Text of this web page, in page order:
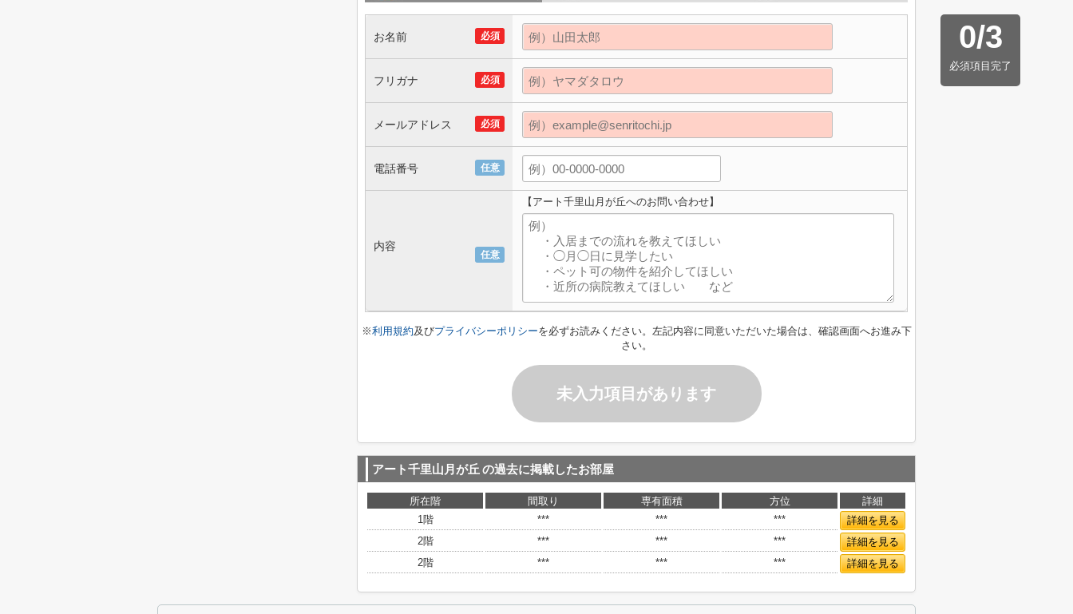
0/3
必須項目完了
必須
お名前
必須
フリガナ
必須
メールアドレス
任意
電話番号
任意
内容
【アート千里山月が丘へのお問い合わせ】
※利用規約及びプライバシーポリシーを必ずお読みください。左記内容に同意いただいた場合は、確認画面へお進み下
さい。
未入力項目があります
アート千里山月が丘 の過去に掲載したお部屋
所在階 間取り 専有面積 方位
詳細
1階
*** *** ***
詳細を見る
2階
*** *** ***
詳細を見る
2階
*** *** *** 詳細を見る